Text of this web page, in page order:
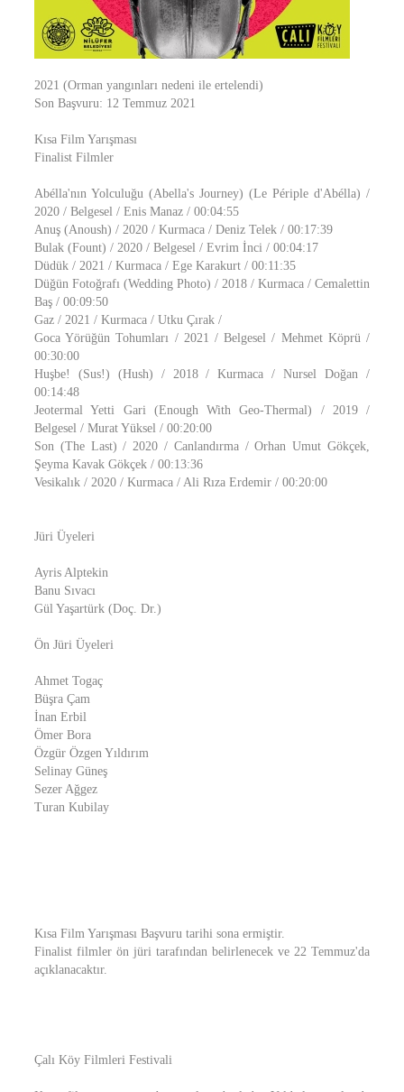
2021 (Orman yangınları nedeni ile ertelendi)
Son Başvuru: 12 Temmuz 2021
Kısa Film Yarışması
Finalist Filmler
Abélla'nın Yolculuğu (Abella's Journey) (Le Périple d'Abélla) /
2020 / Belgesel / Enis Manaz / 00:04:55
Anuş (Anoush) / 2020 / Kurmaca / Deniz Telek / 00:17:39
Bulak (Fount) / 2020 / Belgesel / Evrim İnci / 00:04:17
Düdük / 2021 / Kurmaca / Ege Karakurt / 00:11:35
Düğün Fotoğrafı (Wedding Photo) / 2018 / Kurmaca / Cemalettin
Baş / 00:09:50
Gaz / 2021 / Kurmaca / Utku Çırak /
Goca Yörüğün Tohumları / 2021 / Belgesel / Mehmet Köprü /
00:30:00
Huşbe! (Sus!) (Hush) / 2018 / Kurmaca / Nursel Doğan /
00:14:48
Jeotermal Yetti Gari (Enough With Geo-Thermal) / 2019 /
Belgesel / Murat Yüksel / 00:20:00
Son (The Last) / 2020 / Canlandırma / Orhan Umut Gökçek,
Şeyma Kavak Gökçek / 00:13:36
Vesikalık / 2020 / Kurmaca / Ali Rıza Erdemir / 00:20:00
Jüri Üyeleri
Ayris Alptekin
Banu Sıvacı
Gül Yaşartürk (Doç. Dr.)
Ön Jüri Üyeleri
Ahmet Togaç
Büşra Çam
İnan Erbil
Ömer Bora
Özgür Özgen Yıldırım
Selinay Güneş
Sezer Ağgez
Turan Kubilay
Kısa Film Yarışması Başvuru tarihi sona ermiştir.
Finalist filmler ön jüri tarafından belirlenecek ve 22 Temmuz'da
açıklanacaktır.
Çalı Köy Filmleri Festivali